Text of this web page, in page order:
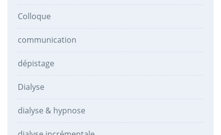
Colloque
communication
dépistage
Dialyse
dialyse & hypnose